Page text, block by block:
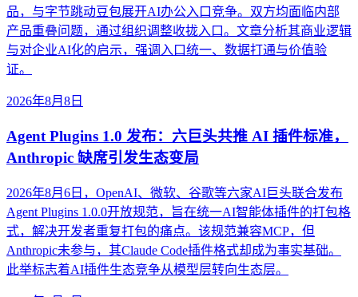
品，与字节跳动豆包展开AI办公入口竞争。双方均面临内部
产品重叠问题，通过组织调整收拢入口。文章分析其商业逻辑
与对企业AI化的启示，强调入口统一、数据打通与价值验
证。
2026年8月8日
Agent Plugins 1.0 发布：六巨头共推 AI 插件标准，
Anthropic 缺席引发生态变局
2026年8月6日，OpenAI、微软、谷歌等六家AI巨头联合发布
Agent Plugins 1.0.0开放规范，旨在统一AI智能体插件的打包格
式，解决开发者重复打包的痛点。该规范兼容MCP，但
Anthropic未参与，其Claude Code插件格式却成为事实基础。
此举标志着AI插件生态竞争从模型层转向生态层。